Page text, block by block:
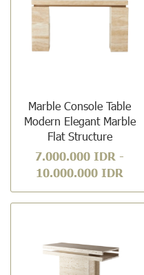
Marble Console Table
Modern Elegant Marble
Flat Structure
7.000.000 IDR -
10.000.000 IDR